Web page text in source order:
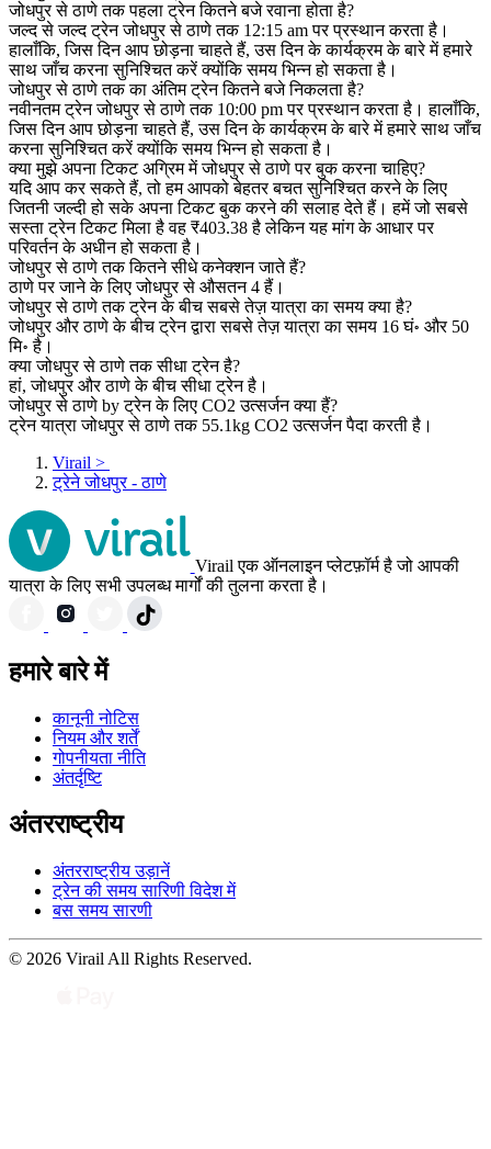
जोधपुर से ठाणे तक पहला ट्रेन कितने बजे रवाना होता है?
जल्द से जल्द ट्रेन जोधपुर से ठाणे तक 12:15 am पर प्रस्थान करता है।
हालाँकि, जिस दिन आप छोड़ना चाहते हैं, उस दिन के कार्यक्रम के बारे में हमारे
साथ जाँच करना सुनिश्चित करें क्योंकि समय भिन्न हो सकता है।
जोधपुर से ठाणे तक का अंतिम ट्रेन कितने बजे निकलता है?
नवीनतम ट्रेन जोधपुर से ठाणे तक 10:00 pm पर प्रस्थान करता है। हालाँकि,
जिस दिन आप छोड़ना चाहते हैं, उस दिन के कार्यक्रम के बारे में हमारे साथ जाँच
करना सुनिश्चित करें क्योंकि समय भिन्न हो सकता है।
क्या मुझे अपना टिकट अग्रिम में जोधपुर से ठाणे पर बुक करना चाहिए?
यदि आप कर सकते हैं, तो हम आपको बेहतर बचत सुनिश्चित करने के लिए
जितनी जल्दी हो सके अपना टिकट बुक करने की सलाह देते हैं। हमें जो सबसे
सस्ता ट्रेन टिकट मिला है वह ₹403.38 है लेकिन यह मांग के आधार पर
परिवर्तन के अधीन हो सकता है।
जोधपुर से ठाणे तक कितने सीधे कनेक्शन जाते हैं?
ठाणे पर जाने के लिए जोधपुर से औसतन 4 हैं।
जोधपुर से ठाणे तक ट्रेन के बीच सबसे तेज़ यात्रा का समय क्या है?
जोधपुर और ठाणे के बीच ट्रेन द्वारा सबसे तेज़ यात्रा का समय 16 घं॰ और 50
मि॰ है।
क्या जोधपुर से ठाणे तक सीधा ट्रेन है?
हां, जोधपुर और ठाणे के बीच सीधा ट्रेन है।
जोधपुर से ठाणे by ट्रेन के लिए CO2 उत्सर्जन क्या हैं?
ट्रेन यात्रा जोधपुर से ठाणे तक 55.1kg CO2 उत्सर्जन पैदा करती है।
Virail >
ट्रेने जोधपुर - ठाणे
Virail एक ऑनलाइन प्लेटफ़ॉर्म है जो आपकी
यात्रा के लिए सभी उपलब्ध मार्गों की तुलना करता है।
हमारे बारे में
कानूनी नोटिस
नियम और शर्तें
गोपनीयता नीति
अंतर्दृष्टि
अंतरराष्ट्रीय
अंतरराष्ट्रीय उड़ानें
ट्रेन की समय सारिणी विदेश में
बस समय सारणी
© 2026 Virail All Rights Reserved.